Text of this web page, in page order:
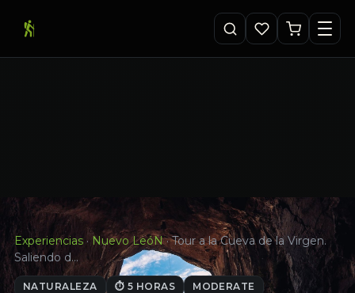
Experiencias · Nuevo LeóN · Tour a la Cueva de la Virgen.
Saliendo d…
NATURALEZA ⏱ 5 HORAS MODERATE